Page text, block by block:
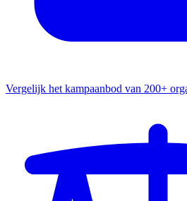
Vergelijk het kampaanbod van 200+